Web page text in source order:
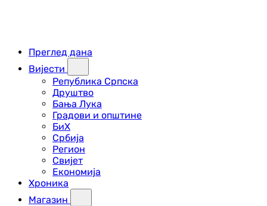
Преглед дана
Вијести
Република Српска
Друштво
Бања Лука
Градови и општине
БиХ
Србија
Регион
Свијет
Економија
Хроника
Магазин